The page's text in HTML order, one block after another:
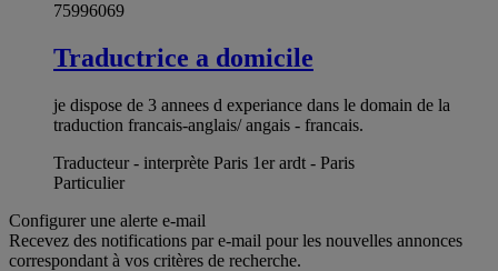
75996069
Traductrice a domicile
je dispose de 3 annees d experiance dans le domain de la
traduction francais-anglais/ angais - francais.
Traducteur - interprète Paris 1er ardt - Paris
Particulier
Configurer une alerte e-mail
Recevez des notifications par e-mail pour les nouvelles annonces
correspondant à vos critères de recherche.